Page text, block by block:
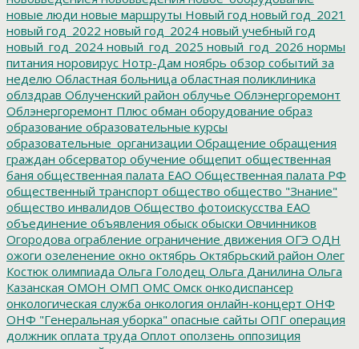
новые люди новые маршруты Новый год новый год_2021
новый год_2022 новый год_2024 новый учебный год
новый_год_2024 новый_год_2025 новый_год_2026 нормы
питания норовирус Нотр-Дам ноябрь обзор событий за
неделю Областная больница областная поликлиника
облздрав Облученский район облучье Облэнергоремонт
Облэнергоремонт Плюс обман оборудование образ
образование образовательные курсы
образовательные_организации Обращение обращения
граждан обсерватор обучение общепит общественная
баня общественная палата ЕАО Общественная палата РФ
общественный транспорт общество общество "Знание"
общество инвалидов Общество фотоискусства ЕАО
объединение объявления обыск обыски Овчинников
Огородова ограбление ограничение движения ОГЭ ОДН
ожоги озеленение окно октябрь Октябрьский район Олег
Костюк олимпиада Ольга Голодец Ольга Данилина Ольга
Казанская ОМОН ОМП ОМС Омск онкодиспансер
онкологическая служба онкология онлайн-концерт ОНФ
ОНФ "Генеральная уборка" опасные сайты ОПГ операция
должник оплата труда Оплот оползень оппозиция